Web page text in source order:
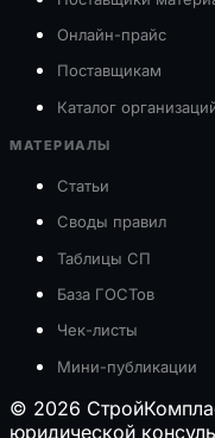
Онлайн-прайс
Поставщикам
Каталог
МАТЕРИАЛЫ
Статьи
Своды правил
Таблицы СП
База ГОСТов
Чек-листы
Мини-публикации
© 2026
юридической